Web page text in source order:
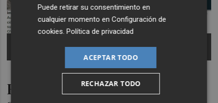
El grueso con permiso
Puede retirar su consentimiento en
cualquier momento enConfiguración de
cookies.Política de privacidad
ACEPTAR TODO
RECHAZAR TODO